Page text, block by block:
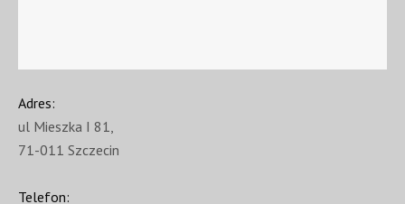
Adres:
ul Mieszka I 81,
71-011 Szczecin
Telefon: